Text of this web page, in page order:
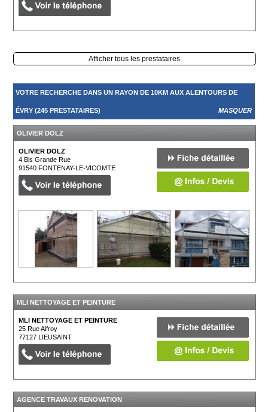
Afficher tous les prestataires
VOTRE RECHERCHE DANS UN RAYON DE 10KM AUX ALENTOURS DE
ÉVRY (245 PRESTATAIRES) MASQUER
OLIVIER DOLZ
OLIVIER DOLZ
4 Bis Grande Rue
91540FONTENAY-LE-VICOMTE
MLI NETTOYAGE ET PEINTURE
MLI NETTOYAGE ET PEINTURE
25 Rue Alfroy
77127LIEUSAINT
AGENCE TRAVAUX RENOVATION